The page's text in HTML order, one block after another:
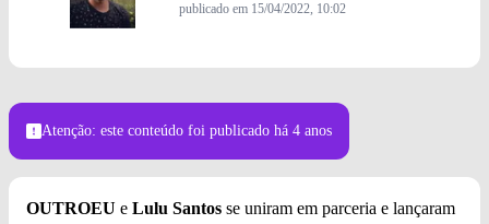
publicado em 15/04/2022, 10:02
Imagem: Lucas Vermellio/Divulgação
Atenção: este conteúdo foi publicado há 4 anos
OUTROEU e Lulu Santos se uniram em parceria e lançaram